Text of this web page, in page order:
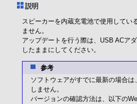
説明
スピーカーを内蔵充電池で使用してい
ません。
アップデートを行う際は、USB ACア
したままにしてください。
参考
ソフトウェアがすでに最新の場合
しません。
バージョンの確認方法は、以下の